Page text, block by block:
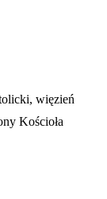
więzień
Kościoła